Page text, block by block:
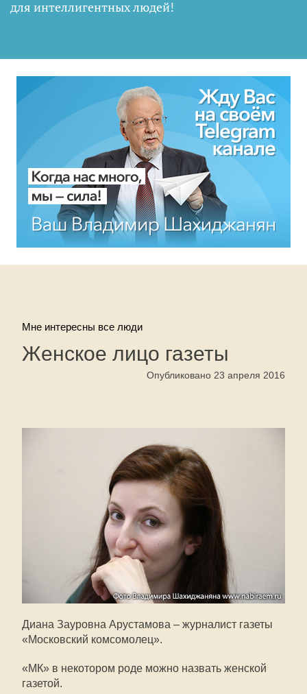
для интеллигентных людей!
Мне интересны все люди
Женское лицо газеты
Опубликовано 23 апреля 2016
Диана Зауровна Арустамова – журналист газеты
«Московский комсомолец».
«МК» в некотором роде можно назвать женской
газетой.